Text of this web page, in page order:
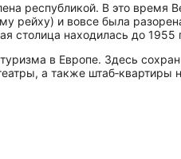
республикой. В это время
рейху) и вовсе была
находилась до 1955
в Европе. Здесь
а также